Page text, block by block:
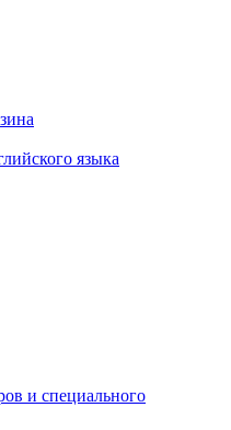
языка
и специального